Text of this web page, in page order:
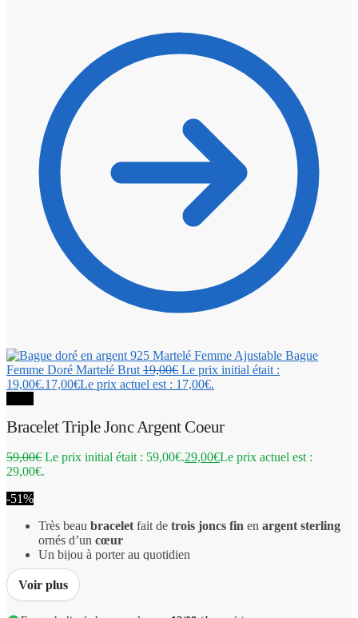
Bague
Femme Doré Martelé Brut 19,00€ Le prix initial était :
19,00€.17,00€Le prix actuel est : 17,00€.
Bracelet Triple Jonc Argent Coeur
59,00€ Le prix initial était : 59,00€.29,00€Le prix actuel est :
29,00€.
-51%
Très beau bracelet fait de trois joncs fin en argent sterling
ornés d’un cœur
Un bijou à porter au quotidien
Voir plus